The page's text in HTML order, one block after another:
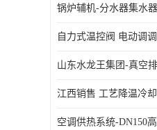
江西销售 工艺降温冷却